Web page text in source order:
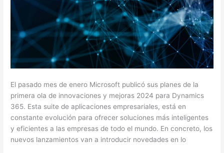
El pasado mes de enero Microsoft publicó sus planes de la
primera ola de innovaciones y mejoras 2024 para Dynamics
365. Esta suite de aplicaciones empresariales, está en
constante evolución para ofrecer soluciones más inteligentes
y eficientes a las empresas de todo el mundo. En concreto, los
nuevos lanzamientos van a introducir novedades en lo